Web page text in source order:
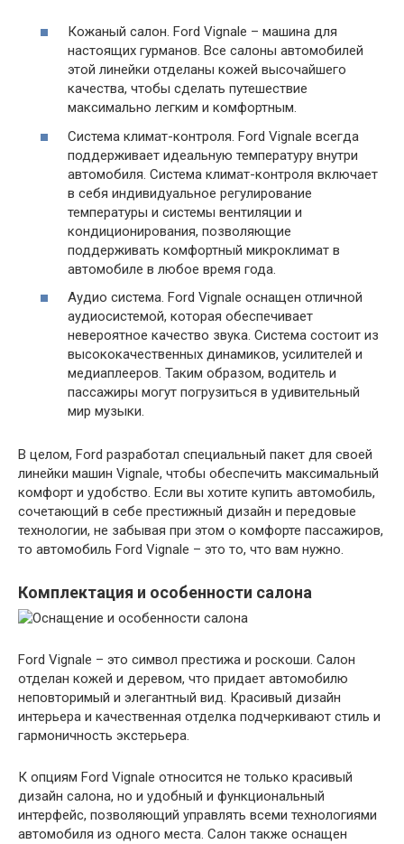
Кожаный салон. Ford Vignale – машина для
настоящих гурманов. Все салоны автомобилей
этой линейки отделаны кожей высочайшего
качества, чтобы сделать путешествие
максимально легким и комфортным.
Система климат-контроля. Ford Vignale всегда
поддерживает идеальную температуру внутри
автомобиля. Система климат-контроля включает
в себя индивидуальное регулирование
температуры и системы вентиляции и
кондиционирования, позволяющие
поддерживать комфортный микроклимат в
автомобиле в любое время года.
Аудио система. Ford Vignale оснащен отличной
аудиосистемой, которая обеспечивает
невероятное качество звука. Система состоит из
высококачественных динамиков, усилителей и
медиаплееров. Таким образом, водитель и
пассажиры могут погрузиться в удивительный
мир музыки.
В целом, Ford разработал специальный пакет для своей
линейки машин Vignale, чтобы обеспечить максимальный
комфорт и удобство. Если вы хотите купить автомобиль,
сочетающий в себе престижный дизайн и передовые
технологии, не забывая при этом о комфорте пассажиров,
то автомобиль Ford Vignale – это то, что вам нужно.
Комплектация и особенности салона
Ford Vignale – это символ престижа и роскоши. Салон
отделан кожей и деревом, что придает автомобилю
неповторимый и элегантный вид. Красивый дизайн
интерьера и качественная отделка подчеркивают стиль и
гармоничность экстерьера.
К опциям Ford Vignale относится не только красивый
дизайн салона, но и удобный и функциональный
интерфейс, позволяющий управлять всеми технологиями
автомобиля из одного места. Салон также оснащен